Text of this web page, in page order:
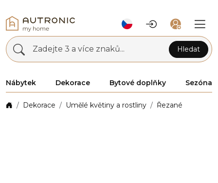
Zadejte 3 a více znaků... Hledat
Nábytek Dekorace Bytové doplňky Sezóna
Dekorace Umělé květiny a rostliny Řezané